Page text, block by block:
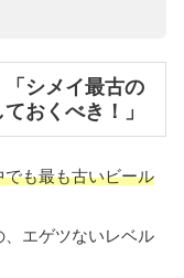
「シメイ最古の
おくべき！」
も最も古いビール
エゲツないレベル